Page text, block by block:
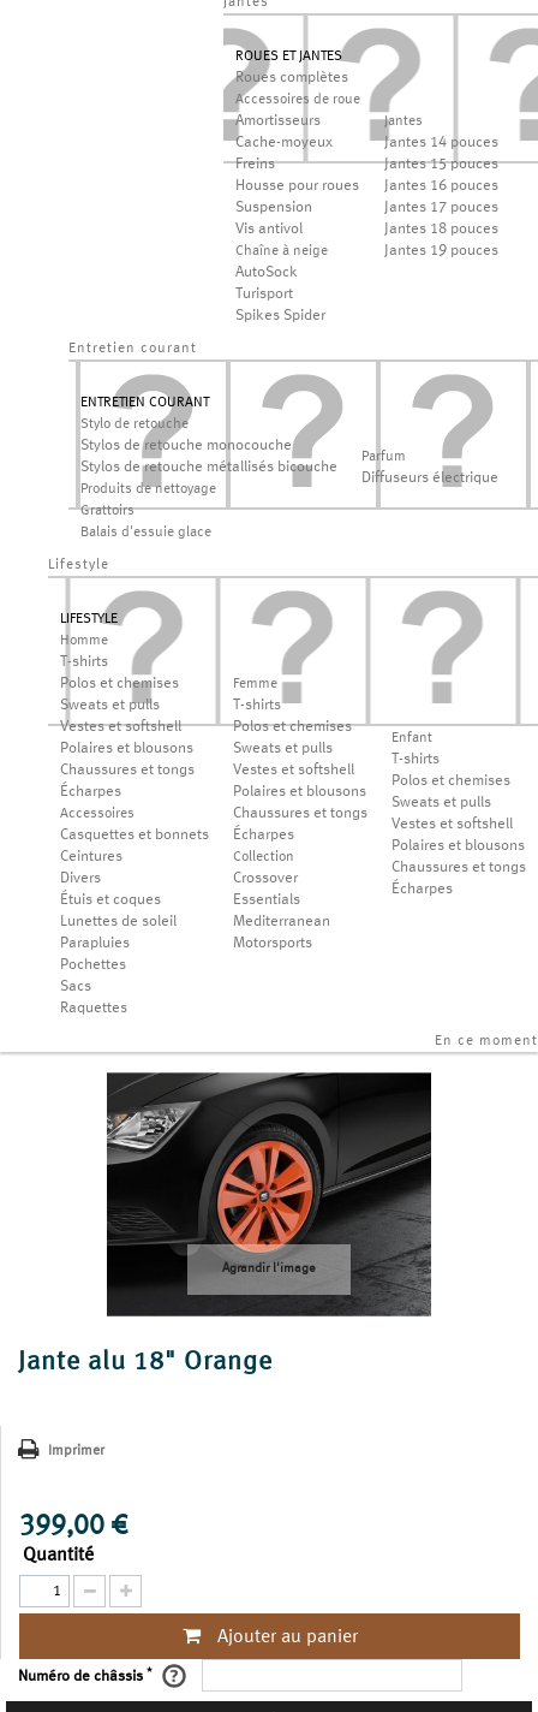
jantes
ROUES ET JANTES
Roues complètes
Accessoires de roue
Amortisseurs
Cache-moyeux
Freins
Housse pour roues
Suspension
Vis antivol
Chaîne à neige
AutoSock
Turisport
Spikes Spider
Jantes
Jantes 14 pouces
Jantes 15 pouces
Jantes 16 pouces
Jantes 17 pouces
Jantes 18 pouces
Jantes 19 pouces
Entretien courant
ENTRETIEN COURANT
Stylo de retouche
Stylos de retouche monocouche
Stylos de retouche métallisés bicouche
Produits de nettoyage
Grattoirs
Balais d'essuie glace
Parfum
Diffuseurs électrique
Lifestyle
LIFESTYLE
Homme
T-shirts
Polos et chemises
Sweats et pulls
Vestes et softshell
Polaires et blousons
Chaussures et tongs
Écharpes
Accessoires
Casquettes et bonnets
Ceintures
Divers
Étuis et coques
Lunettes de soleil
Parapluies
Pochettes
Sacs
Raquettes
Femme
T-shirts
Polos et chemises
Sweats et pulls
Vestes et softshell
Polaires et blousons
Chaussures et tongs
Écharpes
Collection
Crossover
Essentials
Mediterranean
Motorsports
Enfant
T-shirts
Polos et chemises
Sweats et pulls
Vestes et softshell
Polaires et blousons
Chaussures et tongs
Écharpes
En ce moment
Agrandir l'image
Jante alu 18" Orange
Imprimer
399,00 €
Quantité
Ajouter au panier
Numéro de châssis *